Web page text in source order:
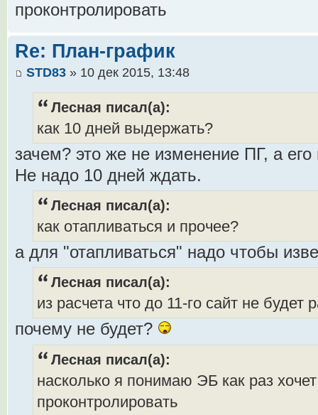
проконтролировать
Re: План-график
STD83 » 10 дек 2015, 13:48
Лесная писал(а):
как 10 дней выдержать?
зачем? это же не изменение ПГ, а
Не надо 10 дней ждать.
Лесная писал(а):
как отапливаться и прочее?
а для "отапливаться" надо чтобы
Лесная писал(а):
из расчета что до 11-го сайт не будет
почему не будет?
Лесная писал(а):
насколько я понимаю ЭБ как раз
проконтролировать